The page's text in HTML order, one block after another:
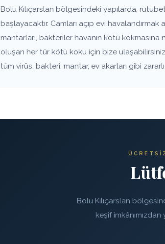
Bolu Kılıçarslan bölgesindeki yapılarda,
başlayacaktır. Camları açıp evi
mantarları, bakteriler havanın kötü
oluşan her tür kötü koku için bize
tüm virüs, bakteri, mantar, ev akarları gibi
Bolu Kılıçarslan
keşif